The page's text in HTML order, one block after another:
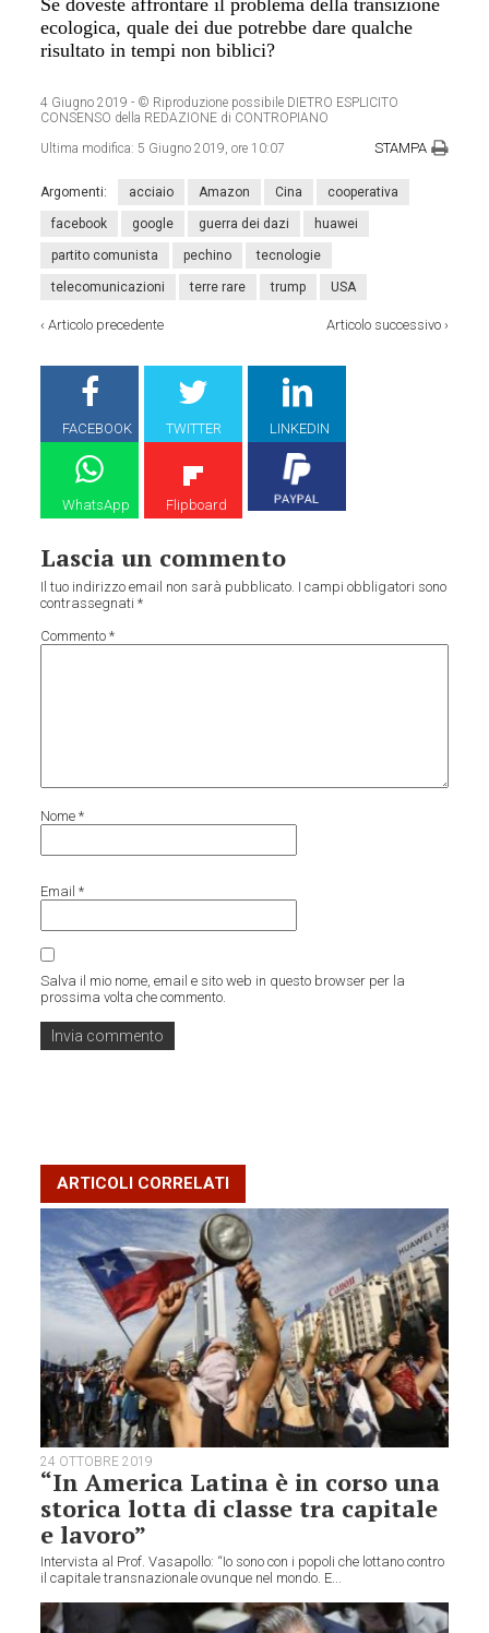
ecologica, quale dei due potrebbe dare qualche
risultato in tempi non biblici?
4 Giugno 2019 - © Riproduzione possibile DIETRO ESPLICITO
CONSENSO della REDAZIONE di CONTROPIANO
Ultima modifica: 5 Giugno 2019, ore 10:07 STAMPA
Argomenti: acciaio Amazon Cina cooperativa
facebook google guerra dei dazi huawei
partito comunista pechino tecnologie
telecomunicazioni terre rare trump USA
‹Articolo precedente Articolo successivo›
FACEBOOK TWITTER LINKEDIN
WhatsApp Flipboard
Lascia un commento
Il tuo indirizzo email non sarà pubblicato. I campi obbligatori sono
contrassegnati*
Commento*
Nome*
Email*
Salva il mio nome, email e sito web in questo browser per la
prossima volta che commento.
ARTICOLI CORRELATI
24 OTTOBRE 2019
“In America Latina è in corso una
storica lotta di classe tra capitale
e lavoro”
Intervista al Prof. Vasapollo: “Io sono con i popoli che lottano contro
il capitale transnazionale ovunque nel mondo. E...